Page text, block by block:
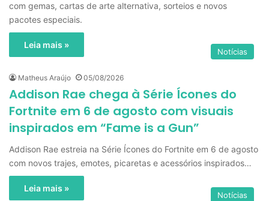
com gemas, cartas de arte alternativa, sorteios e novos
pacotes especiais.
Leia mais »
Notícias
Matheus Araújo 05/08/2026
Addison Rae chega à Série Ícones do
Fortnite em 6 de agosto com visuais
inspirados em “Fame is a Gun”
Addison Rae estreia na Série Ícones do Fortnite em 6 de agosto
com novos trajes, emotes, picaretas e acessórios inspirados…
Leia mais »
Notícias